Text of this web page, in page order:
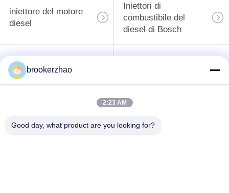
iniettore del motore
diesel
Iniettori di
combustibile del
diesel di Bosch
pompa del carburante
di combustibile diesel
del bosch
carburante di
Parti del diesel di
brookerzhao
2:23 AM
Good day, what product are you looking for?